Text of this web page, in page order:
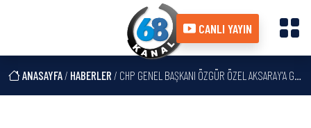
CANLI YAYIN
ANASAYFA/ HABERLER / CHP GENEL BAŞKANI ÖZGÜR ÖZEL AKSARAY'A GELDI